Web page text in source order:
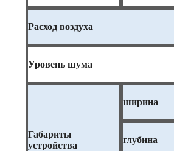
Расход воздуха
Уровень шума
Габариты
устройства
ширина
глубина